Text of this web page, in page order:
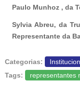
Paulo Munhoz , da
Sylvia Abreu, da
Representante da
Categorias:
Tags:
representantes